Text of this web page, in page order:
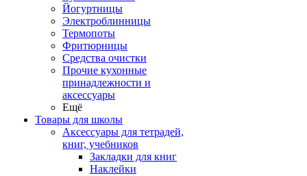
Йогуртницы
Электроблинницы
Термопоты
Фритюрницы
Средства очистки
Прочие кухонные
принадлежности и
аксессуары
Ещё
Товары для школы
Аксессуары для тетрадей,
книг, учебников
Закладки для книг
Наклейки